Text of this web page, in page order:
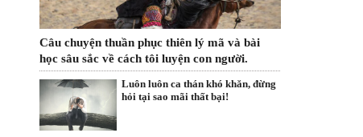
Câu chuyện thuần phục thiên lý mã và bài
học sâu sắc về cách tôi luyện con người.
Luôn luôn ca thán khó khăn, đừng
hỏi tại sao mãi thất bại!